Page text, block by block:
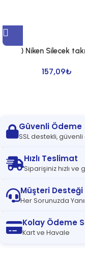
) Niken Silecek
157,09₺
Güvenli Ödeme
SSL destekli, güvenli
Hızlı Teslimat
Siparişiniz hızlı ve
Müşteri Desteği
Her Sorunuzda
Kolay Ödeme
Kart ve Havale